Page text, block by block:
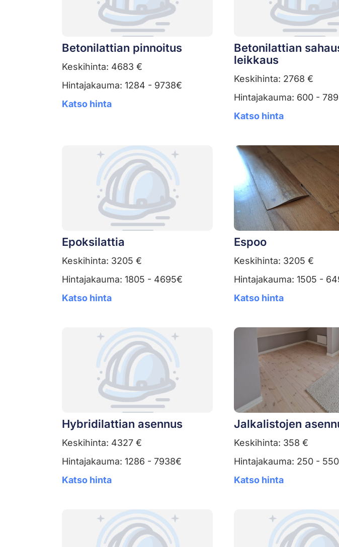
Betonilattian pinnoitus
Keskihinta: 4683 €
Hintajakauma: 1284 - 9738€
Katso hinta
Betonilattian
leikkaus
Keskihinta: 2768 €
Hintajakauma: 600 -
Katso hinta
Epoksilattia
Keskihinta: 3205 €
Hintajakauma: 1805 - 4695€
Katso hinta
Espoo
Keskihinta: 3205 €
Hintajakauma: 1505 -
Katso hinta
Hybridilattian asennus
Keskihinta: 4327 €
Hintajakauma: 1286 - 7938€
Katso hinta
Jalkalistojen
Keskihinta: 358 €
Hintajakauma: 250 -
Katso hinta